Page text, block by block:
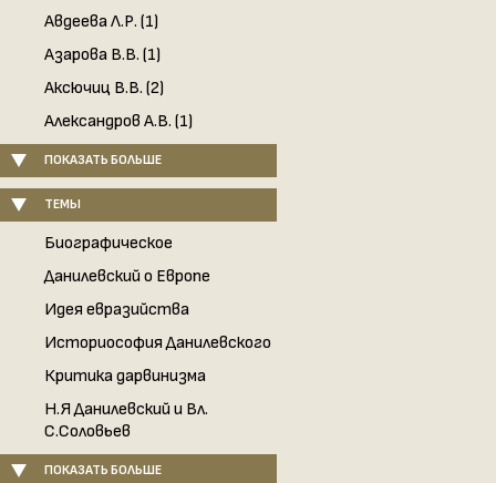
Авдеева Л.Р. (1)
Азарова В.В. (1)
Аксючиц В.В. (2)
Александров А.В. (1)
ПОКАЗАТЬ БОЛЬШЕ
ТЕМЫ
Биографическое
Данилевский о Европе
Идея евразийства
Историософия Данилевского
Критика дарвинизма
Н.Я Данилевский и Вл.
С.Соловьев
ПОКАЗАТЬ БОЛЬШЕ